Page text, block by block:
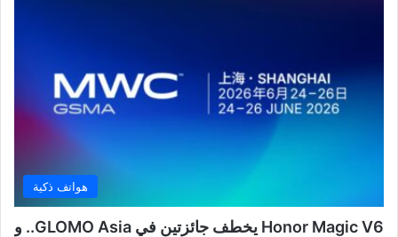
هواتف ذكية
Honor Magic V6 يخطف جائزتين في GLOMO Asia.. و